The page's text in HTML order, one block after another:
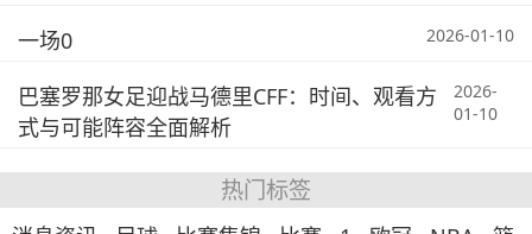
一场0 2026-01-10
巴塞罗那女足迎战马德里CFF：时间、观看方
式与可能阵容全面解析
2026-
01-10
热门标签